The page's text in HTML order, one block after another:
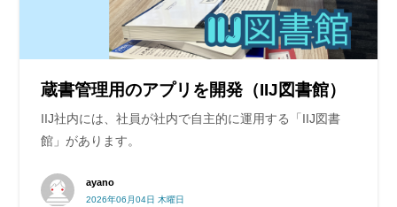
蔵書管理用のアプリを開発（IIJ図書館）
IIJ社内には、社員が社内で自主的に運用する「IIJ図書
館」があります。
ayano
2026年06月04日 木曜日